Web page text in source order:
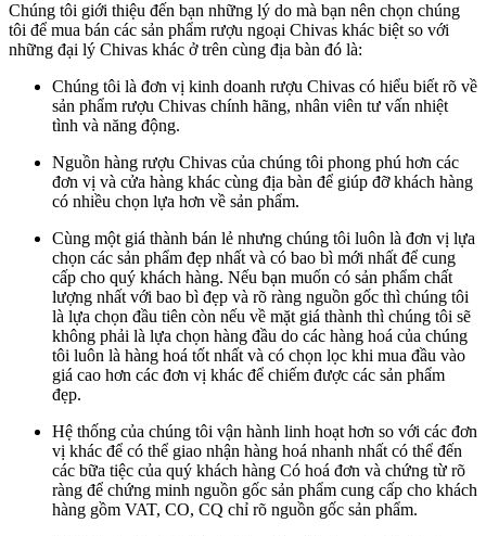
Chúng tôi giới thiệu đến bạn những lý do mà bạn nên chọn chúng
tôi để mua bán các sản phẩm rượu ngoại Chivas khác biệt so với
những đại lý Chivas khác ở trên cùng địa bàn đó là:
Chúng tôi là đơn vị kinh doanh rượu Chivas có hiểu biết rõ về
sản phẩm rượu Chivas chính hãng, nhân viên tư vấn nhiệt
tình và năng động.
Nguồn hàng rượu Chivas của chúng tôi phong phú hơn các
đơn vị và cửa hàng khác cùng địa bàn để giúp đỡ khách hàng
có nhiều chọn lựa hơn về sản phẩm.
Cùng một giá thành bán lẻ nhưng chúng tôi luôn là đơn vị lựa
chọn các sản phẩm đẹp nhất và có bao bì mới nhất để cung
cấp cho quý khách hàng. Nếu bạn muốn có sản phẩm chất
lượng nhất với bao bì đẹp và rõ ràng nguồn gốc thì chúng tôi
là lựa chọn đầu tiên còn nếu về mặt giá thành thì chúng tôi sẽ
không phải là lựa chọn hàng đầu do các hàng hoá của chúng
tôi luôn là hàng hoá tốt nhất và có chọn lọc khi mua đầu vào
giá cao hơn các đơn vị khác để chiếm được các sản phẩm
đẹp.
Hệ thống của chúng tôi vận hành linh hoạt hơn so với các đơn
vị khác để có thể giao nhận hàng hoá nhanh nhất có thể đến
các bữa tiệc của quý khách hàng Có hoá đơn và chứng từ rõ
ràng để chứng minh nguồn gốc sản phẩm cung cấp cho khách
hàng gồm VAT, CO, CQ chỉ rõ nguồn gốc sản phẩm.